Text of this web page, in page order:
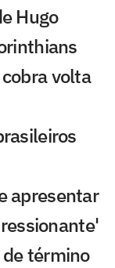
Hugo
volta
apresentar
término